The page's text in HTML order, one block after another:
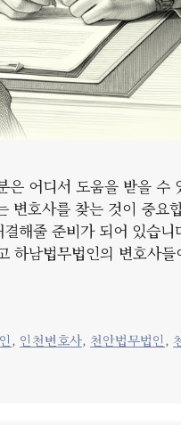
어디서 도움을 받을 수
변호사를 찾는 것이 중요
해줄 준비가 되어 있습
하남법무법인의 변호사
, 인천변호사, 천안법무법인,